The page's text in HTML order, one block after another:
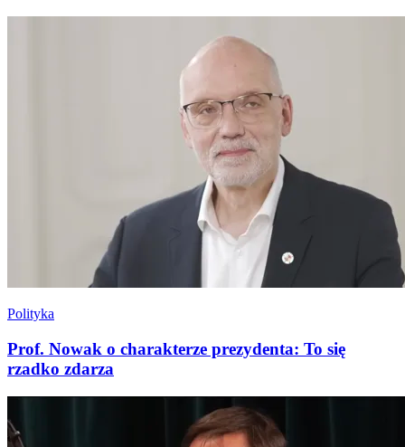
Polityka
Prof. Nowak o charakterze prezydenta: To się
rzadko zdarza